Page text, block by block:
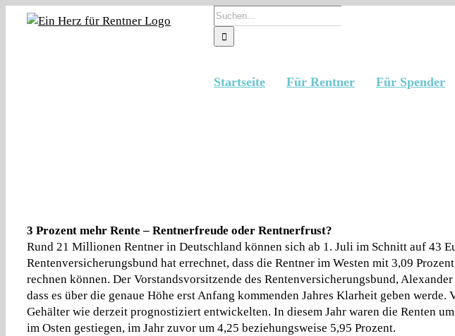
Zum
Suche
nach:
Startseite Für Rentner Für Spender
3 Prozent mehr Rente – Rentnerfreude oder Rentnerfrust?
Rund 21 Millionen Rentner in Deutschland können sich ab 1. Juli im Schnitt auf 43
Rentenversicherungsbund hat errechnet, dass die Rentner im Westen mit 3,09
rechnen können. Der Vorstandsvorsitzende des Rentenversicherungsbund,
dass es über die genaue Höhe erst Anfang kommenden Jahres Klarheit geben werde.
Gehälter wie derzeit prognostiziert entwickelten. In diesem Jahr waren die Renten
im Osten gestiegen, im Jahr zuvor um 4,25 beziehungsweise 5,95 Prozent.